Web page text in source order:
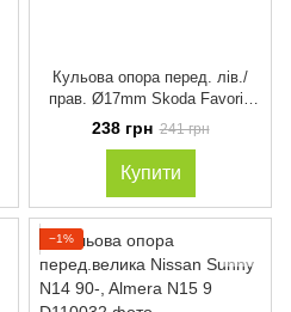
Кульова опора перед. лів./
прав. Ø17mm Skoda Favorit,
Favorit Forman, Felicia I,
Felicia II 1.3/1.6/1.9D
238 грн 241 грн
Купити
−1%